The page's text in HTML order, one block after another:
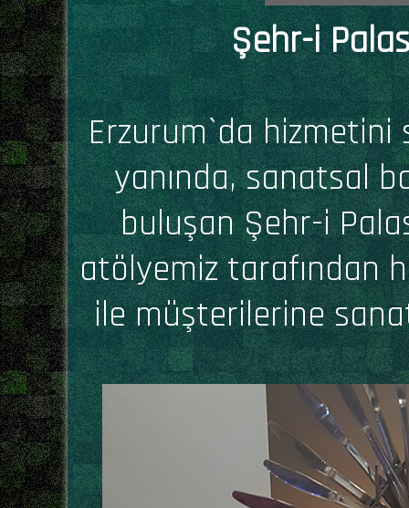
Şehr-i
Erzurum`da
yanında, sanatsal
buluşan Şehr-i
atölyemiz tarafından
ile müşterilerine